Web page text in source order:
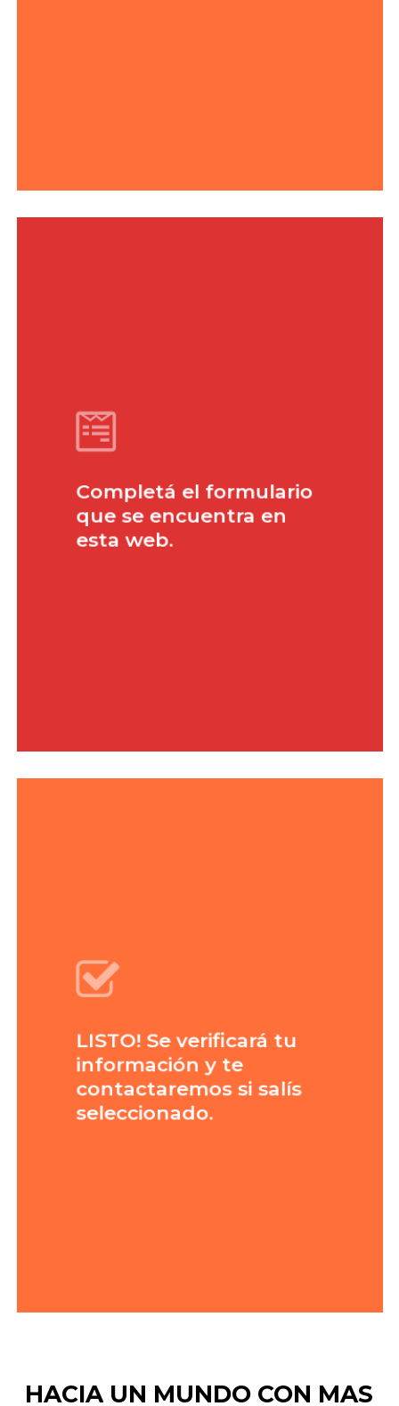
Completá el formulario
que se encuentra en
esta web.
LISTO! Se verificará tu
información y te
contactaremos si salís
seleccionado.
HACIA UN MUNDO CON MAS